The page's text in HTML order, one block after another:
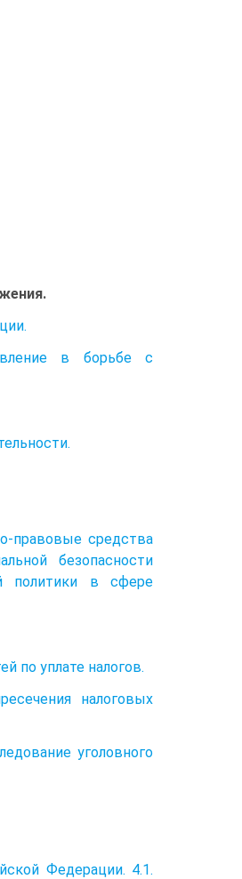
в борьбе с
правовые средства
безопасности
политики в сфере
по уплате налогов.
налоговых
уголовного
Федерации. 4.1.